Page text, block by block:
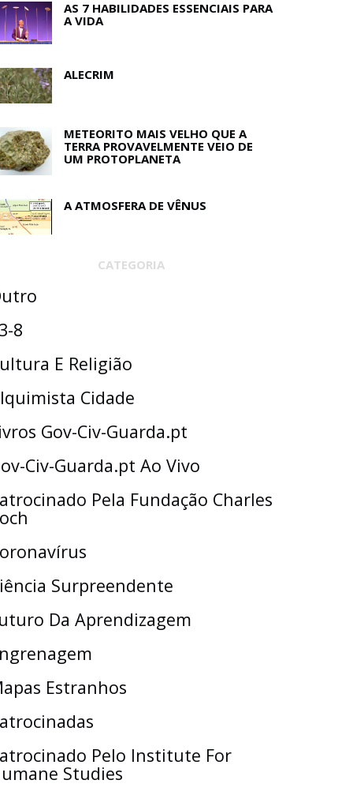
AS 7 HABILIDADES ESSENCIAIS PARA
A VIDA
ALECRIM
METEORITO MAIS VELHO QUE A
TERRA PROVAVELMENTE VEIO DE
UM PROTOPLANETA
A ATMOSFERA DE VÊNUS
CATEGORIA
8
E Religião
Cidade
Gov-Civ-Guarda.pt
Civ-Guarda.pt Ao Vivo
Pela Fundação Charles
Surpreendente
Da Aprendizagem
Estranhos
Pelo Institute For
Studies